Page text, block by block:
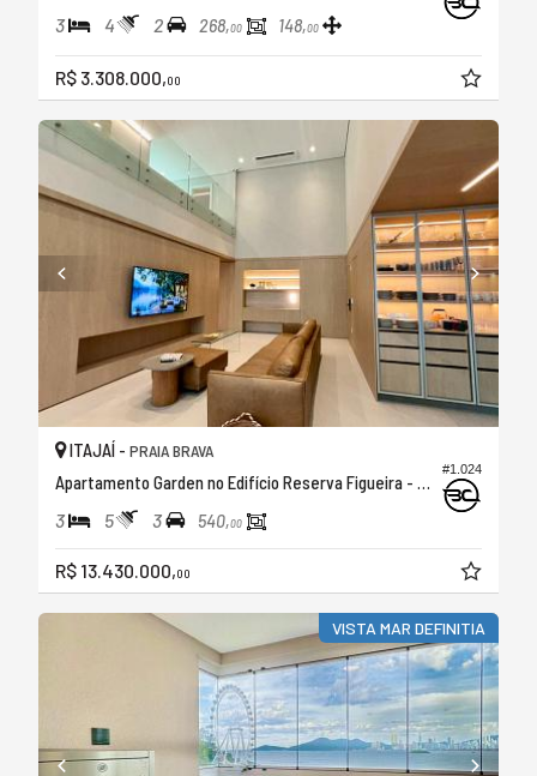
3 4 2 268,00 148,00
R$ 3.308.000,00
#1.024
ITAJAÍ - PRAIA BRAVA
Apartamento Garden no Edifício Reserva Figueira - Brava Beach
3 5 3 540,00
R$ 13.430.000,00
VISTA MAR DEFINITIA